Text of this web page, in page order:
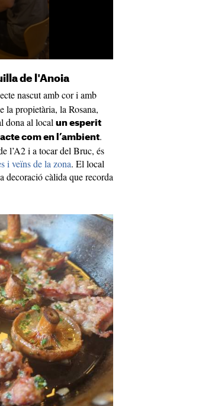
de l'Anoia
nascut amb cor i amb
la propietària, la Rosana,
dona al local un esperit
com en l’ambient.
l’A2 i a tocar del Bruc, és
i veïns de la zona. El local
decoració càlida que recorda